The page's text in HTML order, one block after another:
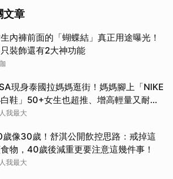
文章
內褲前面的「蝴蝶結」真正用途曝光！
裝飾還有2大神功能
現身泰國拉媽媽逛街！媽媽腳上「NIKE
鞋」50+女生也超推、增高輕量又耐
我最大
歲像30歲！舒淇公開飲控思路：戒掉這
物，40歲後減重更要注意這幾件事！
我最大